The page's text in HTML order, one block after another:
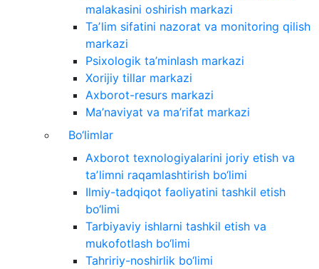
malakasini oshirish markazi
Taʼlim sifatini nazorat va monitoring qilish
markazi
Psixologik ta’minlash markazi
Xorijiy tillar markazi
Axborot-resurs markazi
Ma’naviyat va ma’rifat markazi
Bo‘limlar
Axborot texnologiyalarini joriy etish va
taʼlimni raqamlashtirish bo‘limi
Ilmiy-tadqiqot faoliyatini tashkil etish
bo‘limi
Tarbiyaviy ishlarni tashkil etish va
mukofotlash bo‘limi
Tahririy-noshirlik bo‘limi